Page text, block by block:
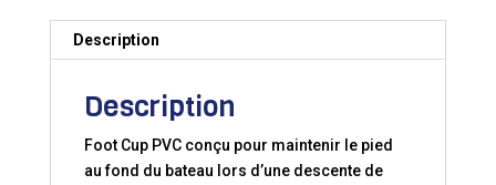
Description
Description
Foot Cup PVC conçu pour maintenir le pied
au fond du bateau lors d’une descente de